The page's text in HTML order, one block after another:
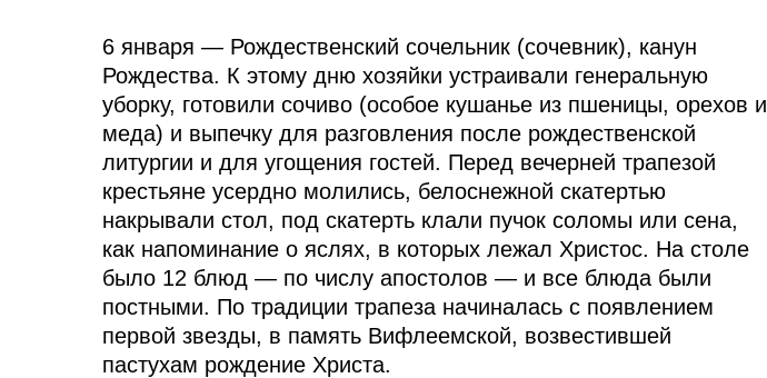
6 января — Рождественский сочельник (сочевник), канун
Рождества. К этому дню хозяйки устраивали генеральную
уборку, готовили сочиво (особое кушанье из пшеницы, орехов и
меда) и выпечку для разговления после рождественской
литургии и для угощения гостей. Перед вечерней трапезой
крестьяне усердно молились, белоснежной скатертью
накрывали стол, под скатерть клали пучок соломы или сена,
как напоминание о яслях, в которых лежал Христос. На столе
было 12 блюд — по числу апостолов — и все блюда были
постными. По традиции трапеза начиналась с появлением
первой звезды, в память Вифлеемской, возвестившей
пастухам рождение Христа.